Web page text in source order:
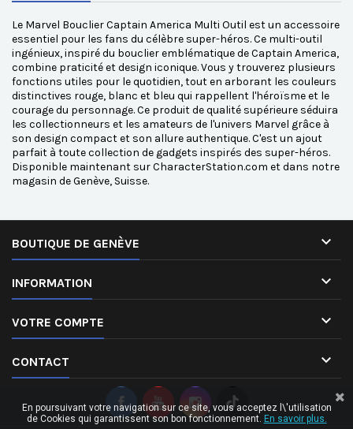
Le Marvel Bouclier Captain America Multi Outil est un accessoire
essentiel pour les fans du célèbre super-héros. Ce multi-outil
ingénieux, inspiré du bouclier emblématique de Captain America,
combine praticité et design iconique. Vous y trouverez plusieurs
fonctions utiles pour le quotidien, tout en arborant les couleurs
distinctives rouge, blanc et bleu qui rappellent l'héroïsme et le
courage du personnage. Ce produit de qualité supérieure séduira
les collectionneurs et les amateurs de l'univers Marvel grâce à
son design compact et son allure authentique. C'est un ajout
parfait à toute collection de gadgets inspirés des super-héros.
Disponible maintenant sur CharacterStation.com et dans notre
magasin de Genève, Suisse.
BOUTIQUE DE GENÈVE 
INFORMATION 
VOTRE COMPTE 
CONTACT 
En poursuivant votre navigation sur ce site, vous acceptez l\'utilisation
de Cookies qui garantissent son bon fonctionnement. En savoir plus.